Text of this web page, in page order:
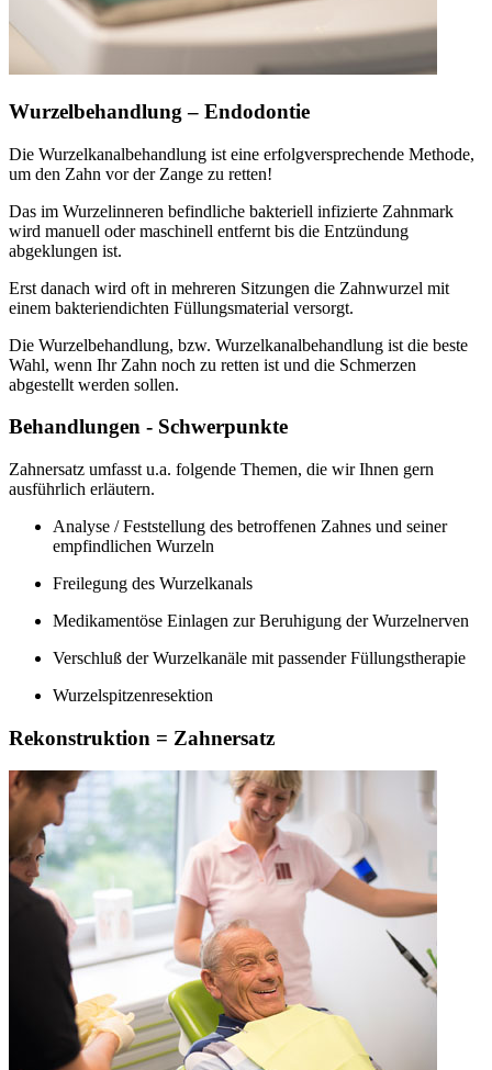
Wurzelbehandlung – Endodontie
Die Wurzelkanalbehandlung ist eine erfolgversprechende Methode,
um den Zahn vor der Zange zu retten!
Das im Wurzelinneren befindliche bakteriell infizierte Zahnmark
wird manuell oder maschinell entfernt bis die Entzündung
abgeklungen ist.
Erst danach wird oft in mehreren Sitzungen die Zahnwurzel mit
einem bakteriendichten Füllungsmaterial versorgt.
Die Wurzelbehandlung, bzw. Wurzelkanalbehandlung ist die beste
Wahl, wenn Ihr Zahn noch zu retten ist und die Schmerzen
abgestellt werden sollen.
Behandlungen - Schwerpunkte
Zahnersatz umfasst u.a. folgende Themen, die wir Ihnen gern
ausführlich erläutern.
Analyse / Feststellung des betroffenen Zahnes und seiner
empfindlichen Wurzeln
Freilegung des Wurzelkanals
Medikamentöse Einlagen zur Beruhigung der Wurzelnerven
Verschluß der Wurzelkanäle mit passender Füllungstherapie
Wurzelspitzenresektion
Rekonstruktion = Zahnersatz